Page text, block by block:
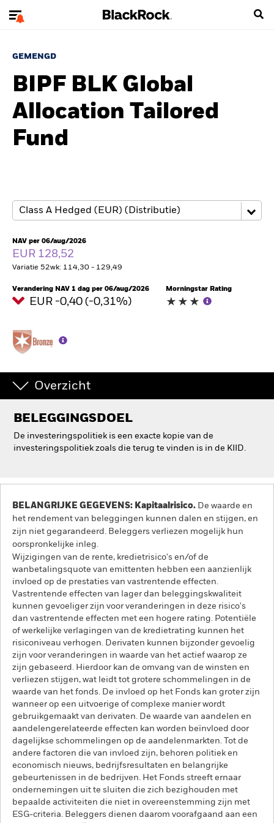
GEMENGD
BIPF BLK Global
Allocation Tailored
Fund
NAV per 06/aug/2026
EUR 128,52
Variatie 52wk: 114,30 - 129,49
Verandering NAV 1 dag per 06/aug/2026
EUR -0,40 (-0,31%)
Morningstar Rating
Overzicht
BELEGGINGSDOEL
De investeringspolitiek is een exacte kopie van de
investeringspolitiek zoals die terug te vinden is in de KIID.
BELANGRIJKE GEGEVENS: Kapitaalrisico. De waarde en
het rendement van beleggingen kunnen dalen en stijgen, en
zijn niet gegarandeerd. Beleggers verliezen mogelijk hun
oorspronkelijke inleg.
Wijzigingen van de rente, kredietrisico's en/of de
wanbetalingsquote van emittenten hebben een aanzienlijk
invloed op de prestaties van vastrentende effecten.
Vastrentende effecten van lager dan beleggingskwaliteit
kunnen gevoeliger zijn voor veranderingen in deze risico's
dan vastrentende effecten met een hogere rating. Potentiële
of werkelijke verlagingen van de kredietrating kunnen het
risiconiveau verhogen. Derivaten kunnen bijzonder gevoelig
zijn voor veranderingen in waarde van het actief waarop ze
zijn gebaseerd. Hierdoor kan de omvang van de winsten en
verliezen stijgen, wat leidt tot grotere schommelingen in de
waarde van het fonds. De invloed op het Fonds kan groter zijn
wanneer op een uitvoerige of complexe manier wordt
gebruikgemaakt van derivaten. De waarde van aandelen en
aandelengerelateerde effecten kan worden beïnvloed door
dagelijkse schommelingen op de aandelenmarkten. Tot de
andere factoren die van invloed zijn, behoren politiek en
economisch nieuws, bedrijfsresultaten en belangrijke
gebeurtenissen in de bedrijven. Het Fonds streeft ernaar
ondernemingen uit te sluiten die zich bezighouden met
bepaalde activiteiten die niet in overeenstemming zijn met
ESG-criteria. Beleggers dienen daarom voorafgaand aan een